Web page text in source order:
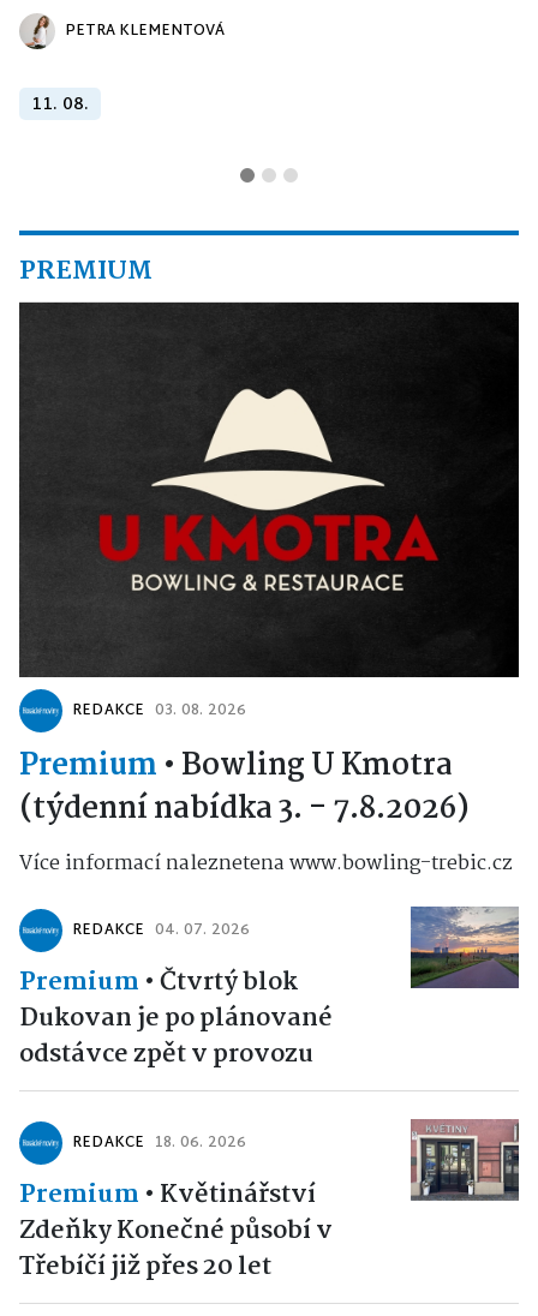
PETRA KLEMENTOVÁ
11. 08.
PREMIUM
REDAKCE 03. 08. 2026
Premium • Bowling U Kmotra
(týdenní nabídka 3. - 7.8.2026)
Více informací naleznetena www.bowling-trebic.cz
REDAKCE 04. 07. 2026
Premium •Čtvrtý blok
Dukovan je po plánované
odstávce zpět v provozu
REDAKCE 18. 06. 2026
Premium • Květinářství
Zdeňky Konečné působí v
Třebíčí již přes 20 let